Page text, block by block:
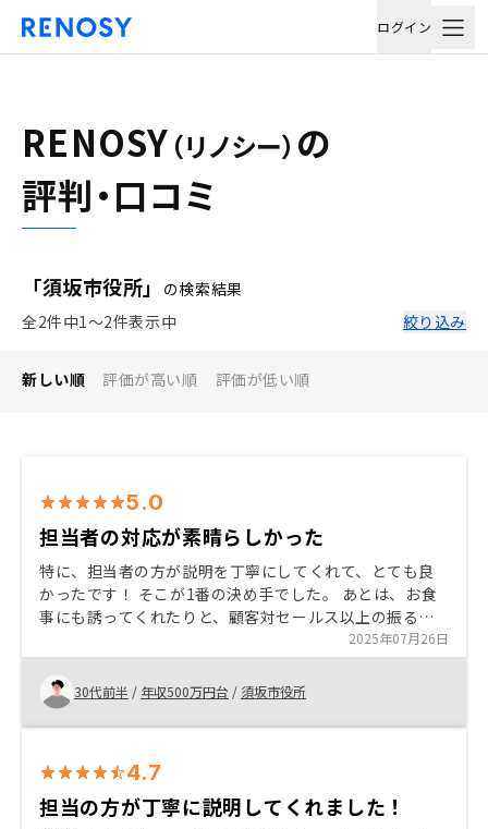
ログイン
RENOSY （リノシー） の
評判・口コミ
「須坂市役所」
の検索結果
全2件中1〜2件表示中
絞り込み
新しい順 評価が高い順 評価が低い順
5.0
担当者の対応が素晴らしかった
特に、担当者の方が説明を丁寧にしてくれて、とても良
かったです！ そこが1番の決め手でした。 あとは、お食
事にも誘ってくれたりと、顧客対セールス以上の振る舞
いもしてくれて、大変満足しています。 現在も、気にな
る情報があれば逐一発信してくれるので、助かっていま
す。
2025年07月26日
30代前半 / 年収500万円台 / 須坂市役所
4.7
担当の方が丁寧に説明してくれました！